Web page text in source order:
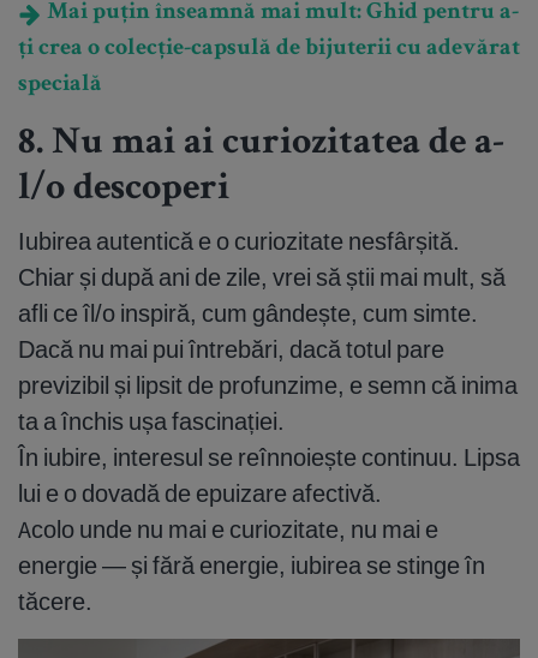
Mai puțin înseamnă mai mult: Ghid pentru a-
ți crea o colecție-capsulă de bijuterii cu adevărat
specială
8. Nu mai ai curiozitatea de a-
l/o descoperi
Iubirea autentică e o curiozitate nesfârșită.
Chiar și după ani de zile, vrei să știi mai mult, să
afli ce îl/o inspiră, cum gândește, cum simte.
Dacă nu mai pui întrebări, dacă totul pare
previzibil și lipsit de profunzime, e semn că inima
ta a închis ușa fascinației.
În iubire, interesul se reînnoiește continuu. Lipsa
lui e o dovadă de epuizare afectivă.
Acolo unde nu mai e curiozitate, nu mai e
energie — și fără energie, iubirea se stinge în
tăcere.